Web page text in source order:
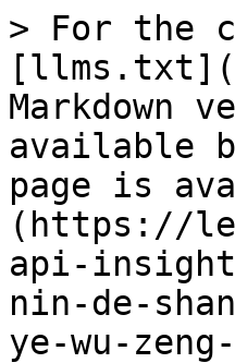
> For the
Markdown
available
page is
(https://
api-
nin-de-
ye-wu-